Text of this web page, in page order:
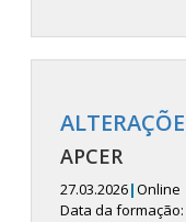
APCER
27.03.2026|Online
Data da formação: